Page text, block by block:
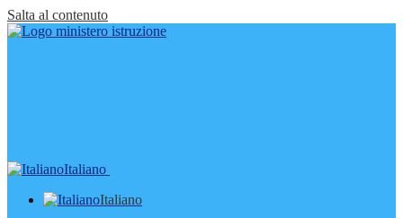
Salta al contenuto
Italiano
Italiano